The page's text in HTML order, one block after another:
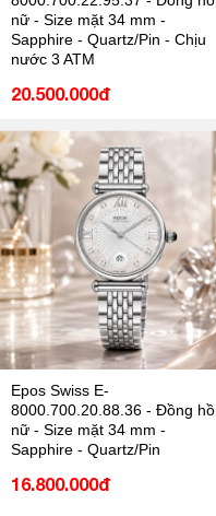
nữ - Size mặt 34 mm -
Sapphire - Quartz/Pin - Chịu
nước 3 ATM
20.500.000đ
Epos Swiss E-
8000.700.20.88.36 - Đồng hồ
nữ - Size mặt 34 mm -
Sapphire - Quartz/Pin
16.800.000đ